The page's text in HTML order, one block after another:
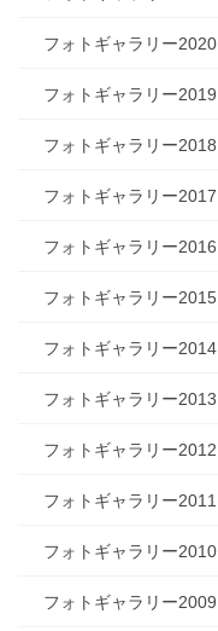
フォトギャラリー2020
フォトギャラリー2019
フォトギャラリー2018
フォトギャラリー2017
フォトギャラリー2016
フォトギャラリー2015
フォトギャラリー2014
フォトギャラリー2013
フォトギャラリー2012
フォトギャラリー2011
フォトギャラリー2010
フォトギャラリー2009